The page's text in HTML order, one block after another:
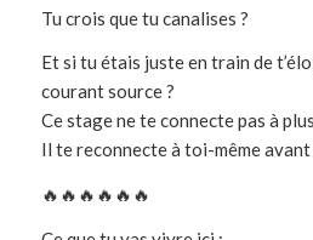
Tu crois que tu canalises ?
Et si tu étais juste en train de
courant source ?
Ce stage ne te connecte pas à
Il te reconnecte à toi-même avant
🔥🔥🔥🔥🔥🔥